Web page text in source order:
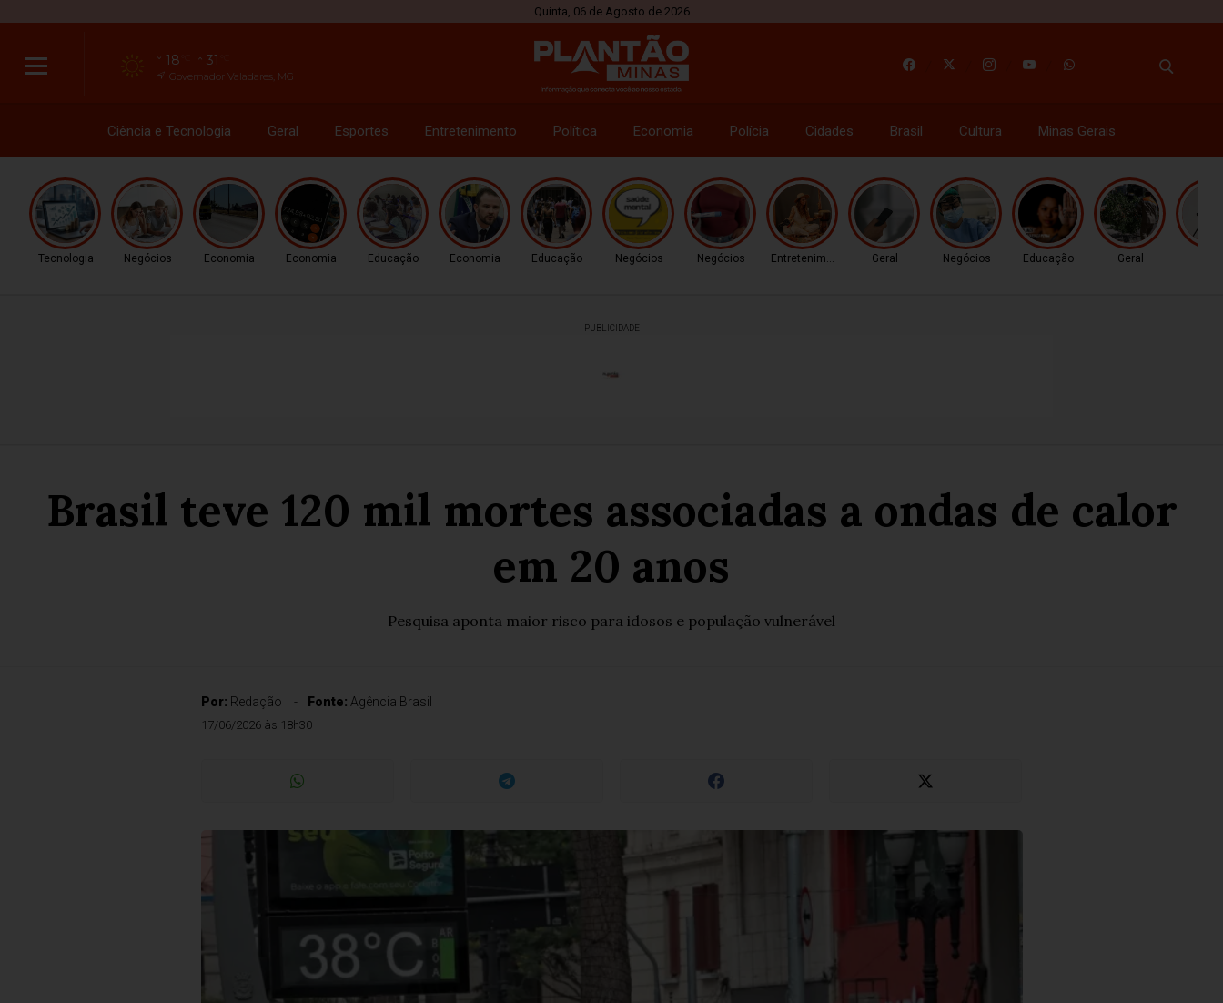
Quinta, 06 de Agosto de 2026
18 31
Governador Valadares, MG
Ciência e Tecnologia Geral Esportes Entretenimento Política Economia Polícia Cidades Brasil Cultura Minas Gerais
Tecnologia Negócios Economia Economia Educação Economia Educação Negócios Negócios Entretenimento Geral Negócios Educação Geral
PUBLICIDADE
Brasil teve 120 mil mortes associadas a ondas de calor
em 20 anos
Pesquisa aponta maior risco para idosos e população vulnerável
Por: Redação Fonte: Agência Brasil
17/06/2026 às 18h30